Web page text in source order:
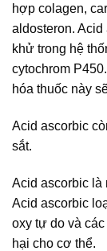
hợp colagen,
aldosteron.
khử trong hệ
cytochrom
hóa thuốc này
Acid ascorbic
sắt.
Acid ascorbic là
Acid ascorbic
oxy tự do và
hại cho cơ thể.